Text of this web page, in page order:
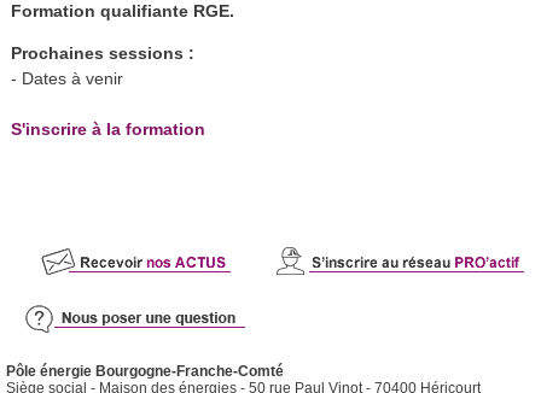
Formation qualifiante RGE.
Prochaines sessions :
- Dates à venir
S'inscrire à la formation
Pôle énergie Bourgogne-Franche-Comté
Siège social - Maison des énergies - 50 rue Paul Vinot - 70400 Héricourt